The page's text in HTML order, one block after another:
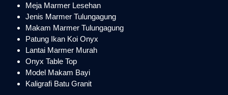
Meja Marmer Lesehan
Jenis Marmer Tulungagung
Makam Marmer Tulungagung
Patung Ikan Koi Onyx
Lantai Marmer Murah
Onyx Table Top
Model Makam Bayi
Kaligrafi Batu Granit